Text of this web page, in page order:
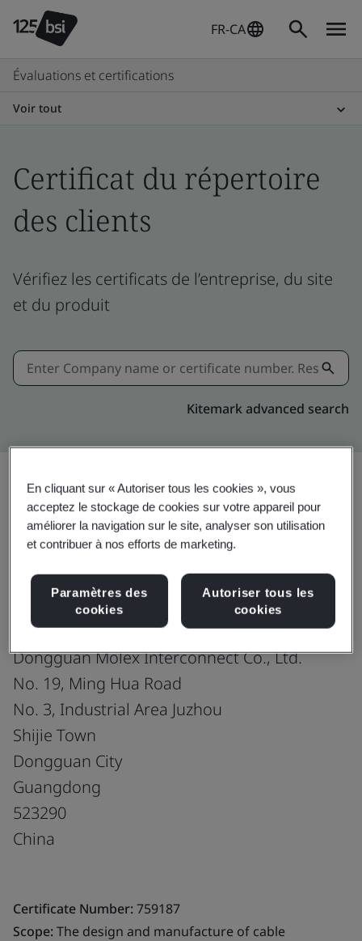
FR-CA
Évaluations et certifications
Voir tout
Certificat du répertoire
des clients
Vérifiez les certificats de l’entreprise, du site
et du produit
Kitemark advanced search
Partager: Download
IATF 16949:2016
Dongguan Molex Interconnect Co., Ltd.
No. 19, Ming Hua Road
No. 3, Industrial Area Juzhou
Shijie Town
Dongguan City
Guangdong
523290
China
Certificate Number:759187
Scope:The design and manufacture of cable
En cliquant sur « Autoriser tous les cookies », vous
acceptez le stockage de cookies sur votre appareil pour
améliorer la navigation sur le site, analyser son utilisation
et contribuer à nos efforts de marketing.
Paramètres des
cookies
Autoriser tous les
cookies